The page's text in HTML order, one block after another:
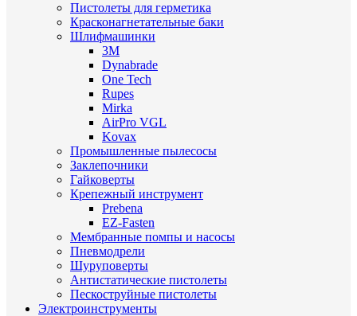
Пистолеты для герметика
Красконагнетательные баки
Шлифмашинки
3M
Dynabrade
One Tech
Rupes
Mirka
AirPro VGL
Kovax
Промышленные пылесосы
Заклепочники
Гайковерты
Крепежный инструмент
Prebena
EZ-Fasten
Мембранные помпы и насосы
Пневмодрели
Шуруповерты
Антистатические пистолеты
Пескоструйные пистолеты
Электроинструменты